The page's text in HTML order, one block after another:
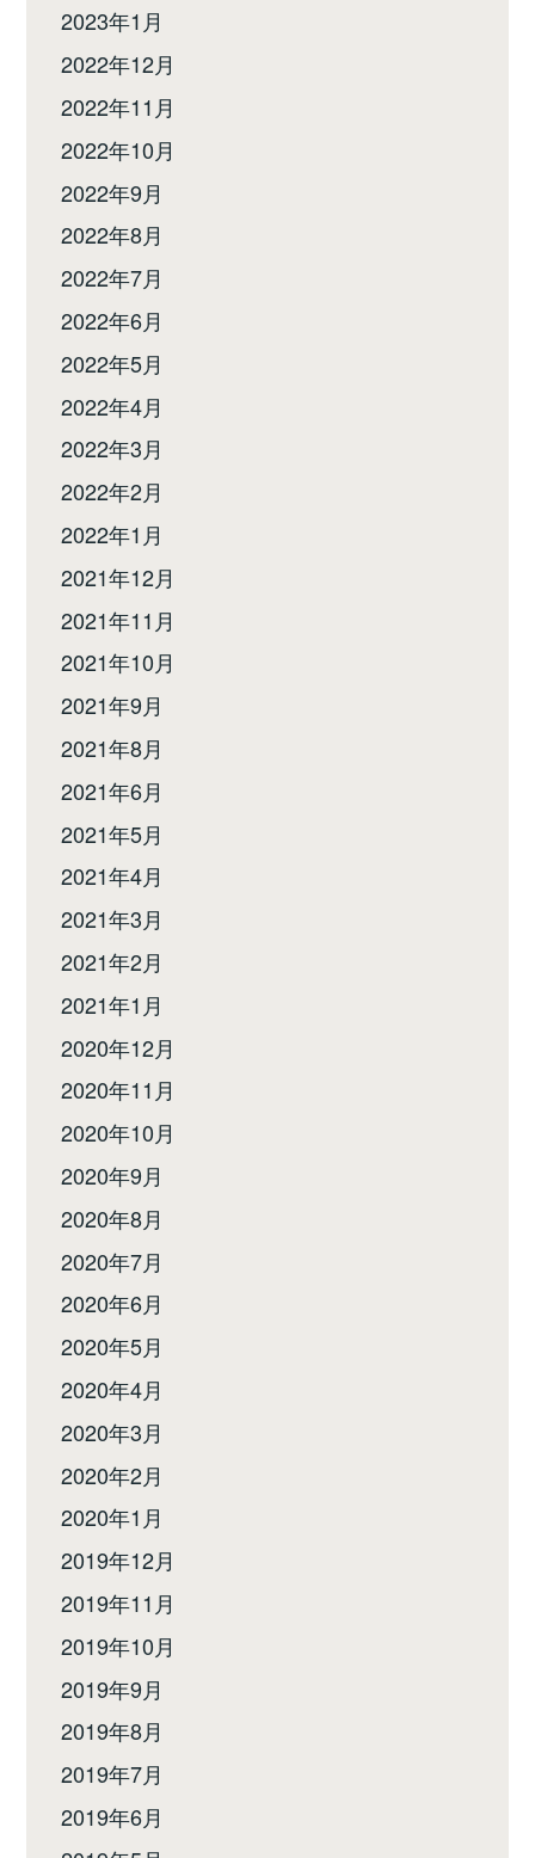
2023年1月
2022年12月
2022年11月
2022年10月
2022年9月
2022年8月
2022年7月
2022年6月
2022年5月
2022年4月
2022年3月
2022年2月
2022年1月
2021年12月
2021年11月
2021年10月
2021年9月
2021年8月
2021年6月
2021年5月
2021年4月
2021年3月
2021年2月
2021年1月
2020年12月
2020年11月
2020年10月
2020年9月
2020年8月
2020年7月
2020年6月
2020年5月
2020年4月
2020年3月
2020年2月
2020年1月
2019年12月
2019年11月
2019年10月
2019年9月
2019年8月
2019年7月
2019年6月